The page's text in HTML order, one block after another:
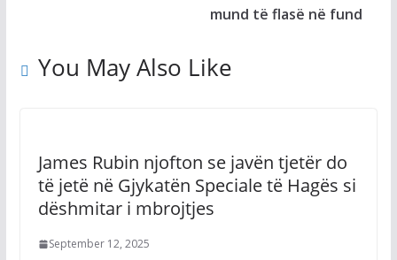
mund të flasë në fund
You May Also Like
James Rubin njofton se javën tjetër do
të jetë në Gjykatën Speciale të Hagës si
dëshmitar i mbrojtjes
September 12, 2025